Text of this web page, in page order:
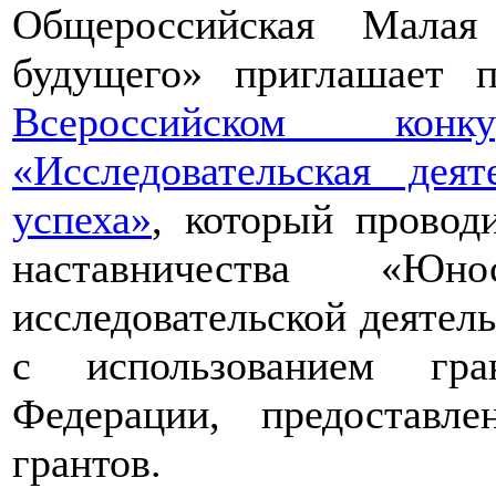
Общероссийская
будущего» приглашает
Всероссийском
«Исследовательская
успеха», который
наставничества
исследовательской
с использованием
Федерации,
грантов.